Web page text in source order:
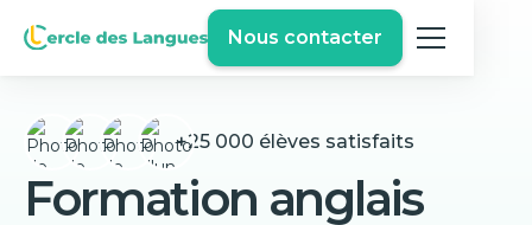
Nous contacter
+25 000 élèves satisfaits
Formation anglais